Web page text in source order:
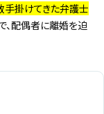
手掛けてきた弁護士
、配偶者に離婚を迫